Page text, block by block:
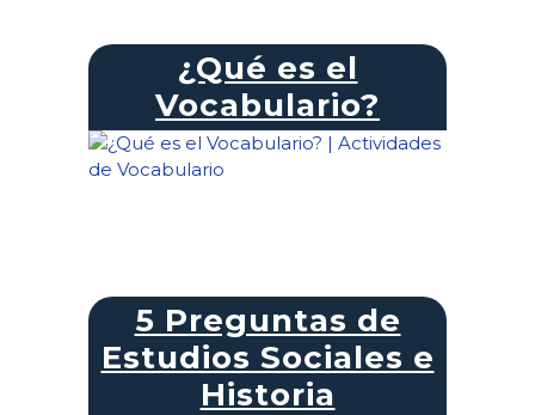
¿Qué es el
Vocabulario?
5 Preguntas de
Estudios Sociales e
Historia